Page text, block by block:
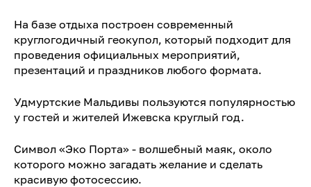
На базе отдыха построен современный
круглогодичный геокупол, который подходит для
проведения официальных мероприятий,
презентаций и праздников любого формата.
Удмуртские Мальдивы пользуются популярностью
у гостей и жителей Ижевска круглый год.
Символ «Эко Порта» - волшебный маяк, около
которого можно загадать желание и сделать
красивую фотосессию.